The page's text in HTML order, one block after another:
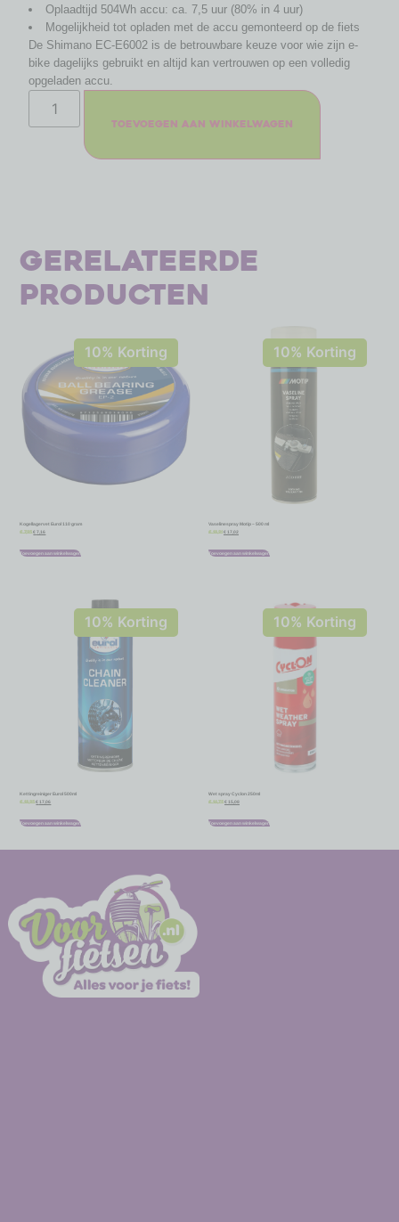
Oplaadtijd 504Wh accu: ca. 7,5 uur (80% in 4 uur)
Mogelijkheid tot opladen met de accu gemonteerd op de fiets
De Shimano EC-E6002 is de betrouwbare keuze voor wie zijn e-
bike dagelijks gebruikt en altijd kan vertrouwen op een volledig
opgeladen accu.
Toevoegen aan winkelwagen
Gerelateerde
producten
10% Korting
Kogellagervet Eurol 110 gram
€7,95 €7,16
Toevoegen aan winkelwagen
10% Korting
Vaselinespray Motip – 500 ml
18,91 €17,02
Toevoegen aan winkelwagen
10% Korting
Kettingreiniger Eurol 500ml
€18,95 €17,06
Toevoegen aan winkelwagen
10% Korting
Wet spray Cyclon 250ml
16,75 €15,08
Toevoegen aan winkelwagen